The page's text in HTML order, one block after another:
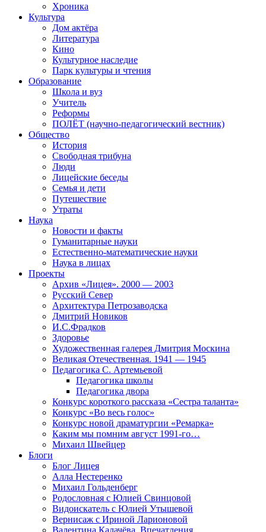
Хроника
Культура
Дом актёра
Литература
Кино
Культурное наследие
Парк культуры и чтения
Образование
Школа и вуз
Учитель
Реформы
ПОЛЁТ (научно-педагогический вестник)
Общество
История
Свободная трибуна
Люди
Лицейские беседы
Семья и дети
Путешествие
Утраты
Наука
Новости и факты
Гуманитарные науки
Естественно-математические науки
Наука в лицах
Проекты
Архив «Лицея». 2000 — 2003
Русский Север
Архитектура Петрозаводска
Дмитрий Новиков
И.С.Фрадков
Здоровье
Художественная галерея Дмитрия Москина
Великая Отечественная. 1941 — 1945
Педагогика С. Артемьевой
Педагогика школы
Педагогика двора
Конкурс короткого рассказа «Сестра таланта»
Конкурс «Во весь голос»
Конкурс новой драматургии «Ремарка»
Каким мы помним август 1991-го…
Михаил Швейцер
Блоги
Блог Лицея
Алла Нестеренко
Михаил Гольденберг
Родословная с Юлией Свинцовой
Видоискатель с Юлией Утышевой
Вернисаж с Ириной Ларионовой